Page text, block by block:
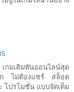
เกมเดิมพันออนไลน์สุด
ก ไม่ต้องแชร์ สล็อต
โปรโมชั่น แบบจัดเต็ม